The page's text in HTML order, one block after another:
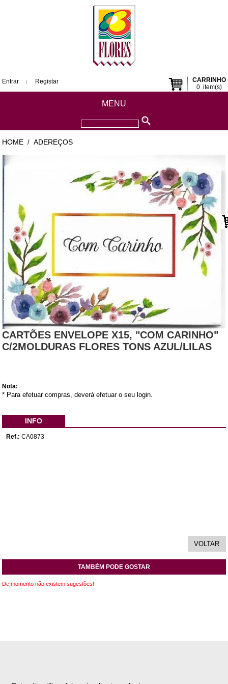
CARRINHO
0item(s)
Entrar Registar
MENU
HOME / ADEREÇOS
CARTÕES ENVELOPE X15, "COM CARINHO"
C/2MOLDURAS FLORES TONS AZUL/LILAS
Nota:
* Para efetuar compras, deverá efetuar o seu login.
INFO
Ref.: CA0873
TAMBÉM PODE GOSTAR
De momento não existem sugestões!